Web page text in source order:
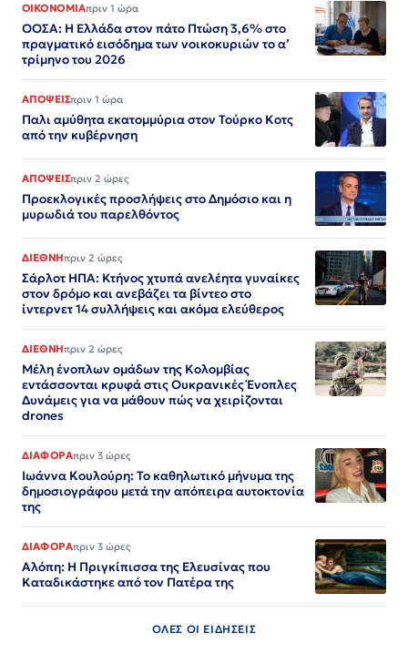
ΟΙΚΟΝΟΜΙΑπριν 1 ώρα
ΟΟΣΑ: Η Ελλάδα στον πάτο Πτώση 3,6% στο
πραγματικό εισόδημα των νοικοκυριών το α’
τρίμηνο του 2026
ΑΠΟΨΕΙΣπριν 1 ώρα
Παλι αμύθητα εκατομμύρια στον Τούρκο Κοτς
από την κυβέρνηση
ΑΠΟΨΕΙΣπριν 2 ώρες
Προεκλογικές προσλήψεις στο Δημόσιο και η
μυρωδιά του παρελθόντος
ΔΙΕΘΝΗπριν 2 ώρες
Σάρλοτ ΗΠΑ: Κτήνος χτυπά ανελέητα γυναίκες
στον δρόμο και ανεβάζει τα βίντεο στο
ίντερνετ 14 συλλήψεις και ακόμα ελεύθερος​​​​​​​​​​​​​​​​​​​​​​​​​​​​​​​​​​​​​​​​​​​​​​​​​​
ΔΙΕΘΝΗπριν 2 ώρες
Μέλη ένοπλων ομάδων της Κολομβίας
εντάσσονται κρυφά στις Ουκρανικές Ένοπλες
Δυνάμεις για να μάθουν πώς να χειρίζονται
drones
ΔΙΑΦΟΡΑπριν 3 ώρες
Ιωάννα Κουλούρη: Το καθηλωτικό μήνυμα της
δημοσιογράφου μετά την απόπειρα αυτοκτονία
της
ΔΙΑΦΟΡΑπριν 3 ώρες
Αλόπη: Η Πριγκίπισσα της Ελευσίνας που
Καταδικάστηκε από τον Πατέρα της
ΟΛΕΣ ΟΙ ΕΙΔΗΣΕΙΣ